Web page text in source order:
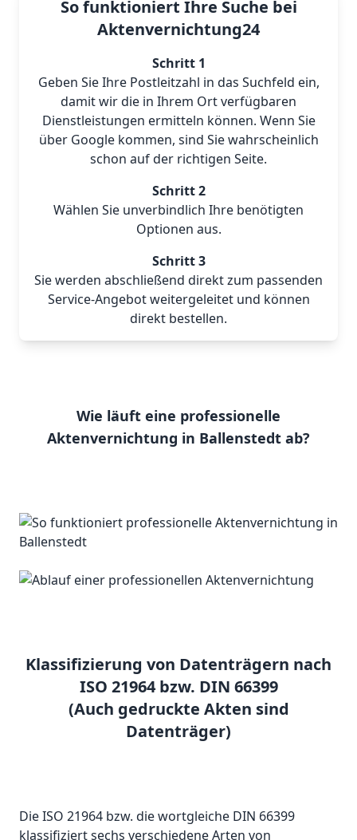
So funktioniert Ihre Suche bei
Aktenvernichtung24
Schritt 1
Geben Sie Ihre Postleitzahl in das Suchfeld ein,
damit wir die in Ihrem Ort verfügbaren
Dienstleistungen ermitteln können. Wenn Sie
über Google kommen, sind Sie wahrscheinlich
schon auf der richtigen Seite.
Schritt 2
Wählen Sie unverbindlich Ihre benötigten
Optionen aus.
Schritt 3
Sie werden abschließend direkt zum passenden
Service-Angebot weitergeleitet und können
direkt bestellen.
Wie läuft eine professionelle
Aktenvernichtung in Ballenstedt ab?
Klassifizierung von Datenträgern nach
ISO 21964 bzw. DIN 66399
(Auch gedruckte Akten sind
Datenträger)
Die ISO 21964 bzw. die wortgleiche DIN 66399
klassifiziert sechs verschiedene Arten von